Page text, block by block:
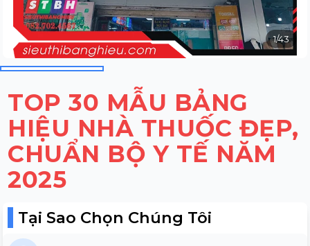
TOP 30 MẪU BẢNG
HIỆU NHÀ THUỐC ĐẸP,
CHUẨN BỘ Y TẾ NĂM
2025
Tại Sao Chọn Chúng Tôi
1/43